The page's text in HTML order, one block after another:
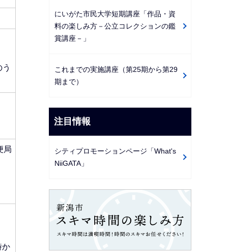
局
か
にいがた市民大学短期講座「作品・資
料の楽しみ方－公立コレクションの鑑
賞講座－」
これまでの実施講座（第25期から第29
期まで）
注目情報
シティプロモーションページ「What's
NiiGATA」